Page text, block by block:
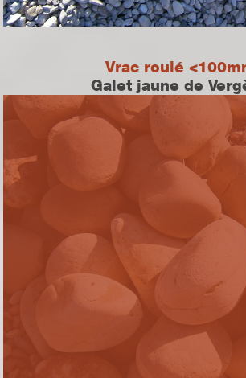
Vrac roulé
Galet jaune de